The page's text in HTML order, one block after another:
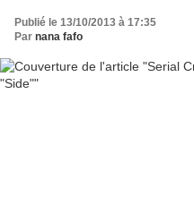
Publié le 13/10/2013 à 17:35
Par nana fafo